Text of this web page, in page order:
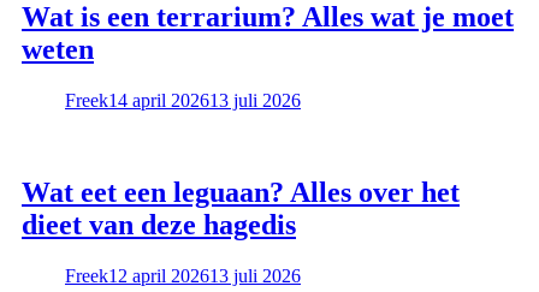
Wat is een terrarium? Alles wat je moet
weten
Freek14 april 202613 juli 2026
Wat eet een leguaan? Alles over het
dieet van deze hagedis
Freek12 april 202613 juli 2026